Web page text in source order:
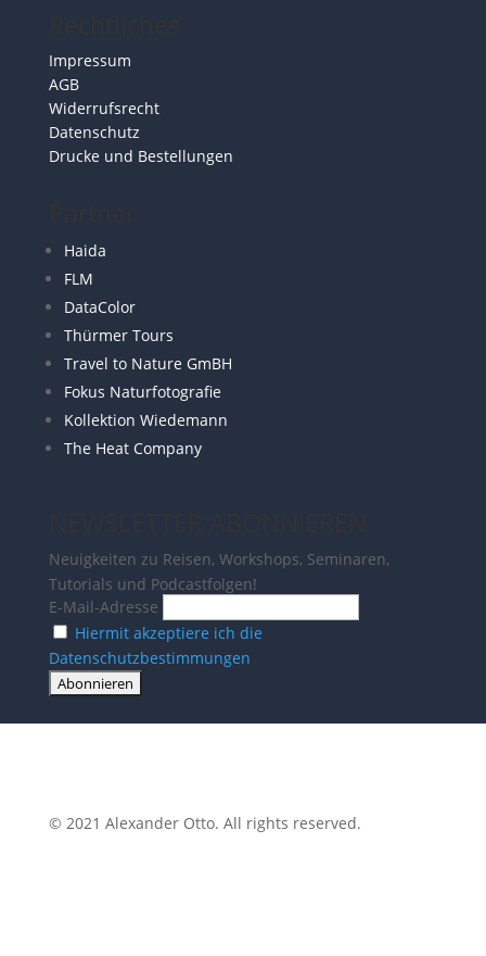
Impressum
AGB
Widerrufsrecht
Datenschutz
Drucke und Bestellungen
Haida
FLM
DataColor
Thürmer Tours
Travel to Nature GmBH
Fokus Naturfotografie
Kollektion Wiedemann
The Heat Company
Neuigkeiten zu Reisen, Workshops, Seminaren,
Tutorials und Podcastfolgen!
E-Mail-Adresse
Hiermit akzeptiere ich die
Datenschutzbestimmungen
© 2021 Alexander Otto. All rights reserved.